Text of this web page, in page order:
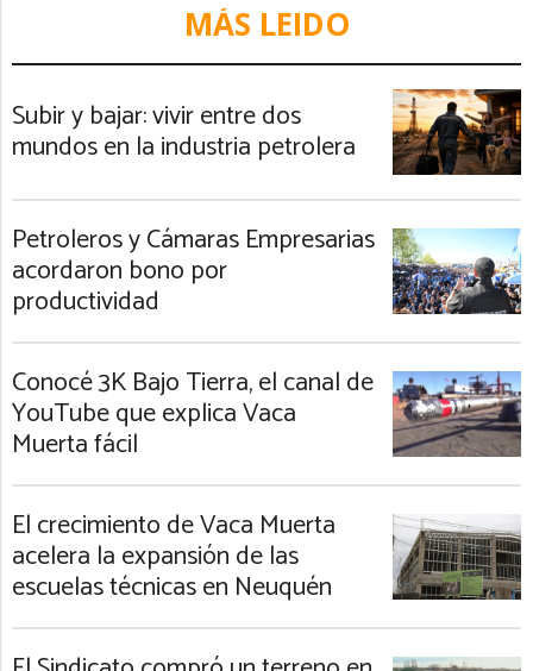
MÁS LEIDO
Subir y bajar: vivir entre dos
mundos en la industria petrolera
Petroleros y Cámaras Empresarias
acordaron bono por
productividad
Conocé 3K Bajo Tierra, el canal de
YouTube que explica Vaca
Muerta fácil
El crecimiento de Vaca Muerta
acelera la expansión de las
escuelas técnicas en Neuquén